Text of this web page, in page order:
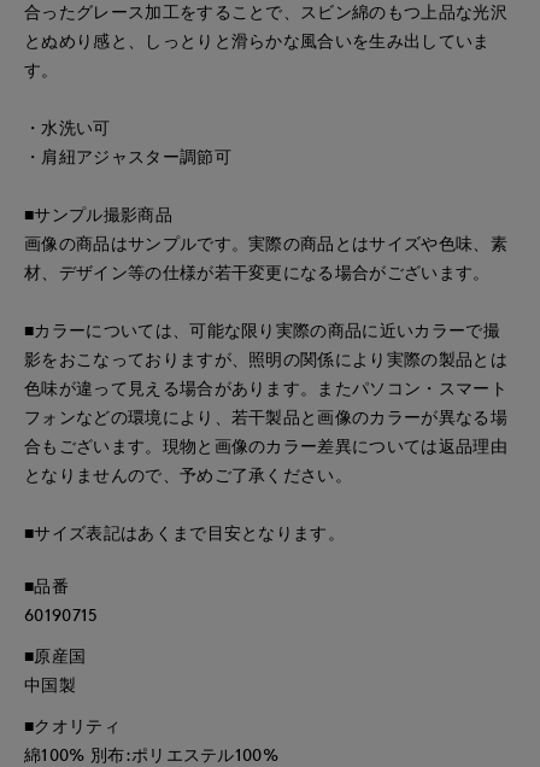
合ったグレース加工をすることで、スビン綿のもつ上品な光沢
とぬめり感と、しっとりと滑らかな風合いを生み出していま
す。
・水洗い可
・肩紐アジャスター調節可
■サンプル撮影商品
画像の商品はサンプルです。実際の商品とはサイズや色味、素
材、デザイン等の仕様が若干変更になる場合がございます。
■カラーについては、可能な限り実際の商品に近いカラーで撮
影をおこなっておりますが、照明の関係により実際の製品とは
色味が違って見える場合があります。またパソコン・スマート
フォンなどの環境により、若干製品と画像のカラーが異なる場
合もございます。現物と画像のカラー差異については返品理由
となりませんので、予めご了承ください。
■サイズ表記はあくまで目安となります。
■品番
60190715
■原産国
中国製
■クオリティ
綿100% 別布:ポリエステル100%